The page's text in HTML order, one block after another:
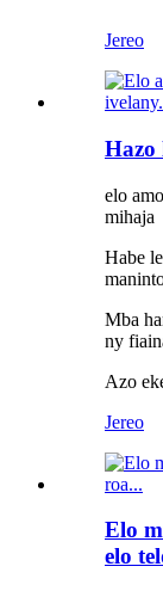
Jereo
Hazo
elo
mihaja
Habe
Mba
ny
Azo
Jereo
Elo
elo